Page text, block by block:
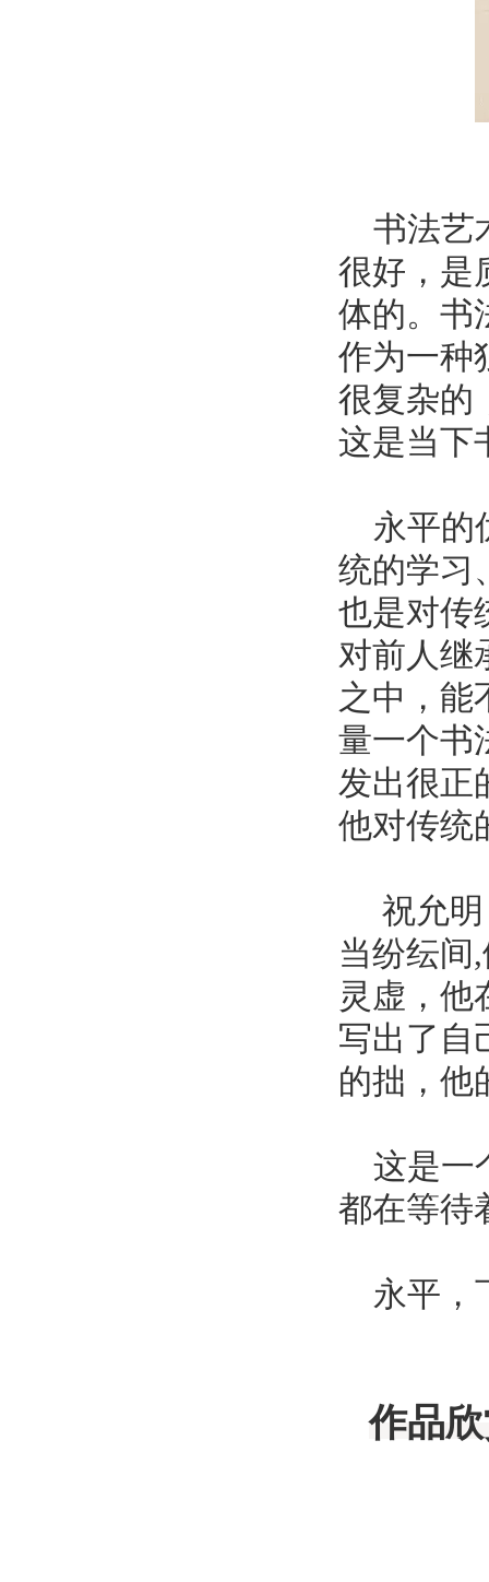
书法艺
很好，是
体的。书
作为一种
很复杂的
这是当下
永平的
统的学习
也是对传
对前人继
之中，能
量一个书
发出很正
他对传统
祝允明
当纷纭间
灵虚，他
写出了自
的拙，他
这是一
都在等待
永平，
作品